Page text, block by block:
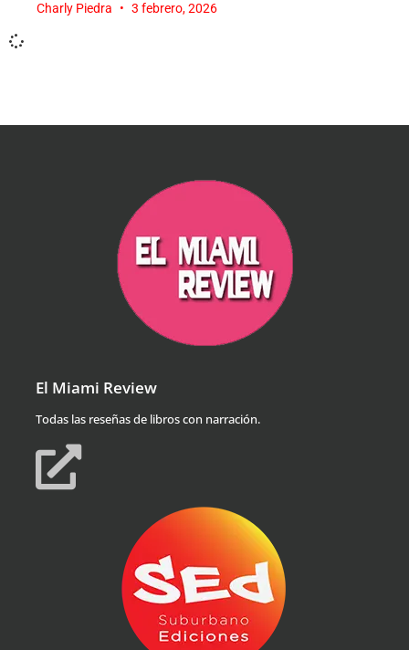
Charly Piedra 3 febrero, 2026
El Miami Review
Todas las reseñas de libros con narración.